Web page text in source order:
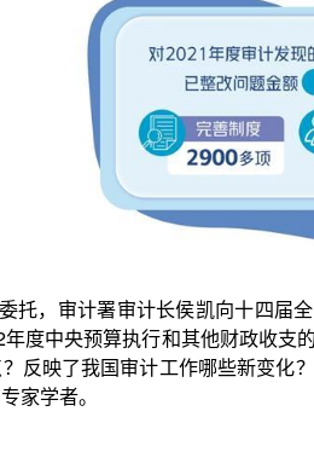
长侯凯向十四届全国人大常委会第三次会
其他财政收支的审计工作报告》。今年
工作哪些新变化？经济日报记者就此采访
计情况、中央部门预算执行审计情况、重
管理审计情况、重大违纪违法问题线索、
局等部门认真贯彻落实党中央、国务院
与经济发展状况基本匹配、总体较好。”